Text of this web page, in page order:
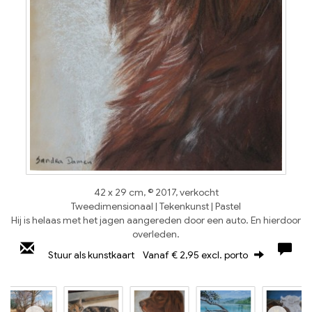
42 x 29 cm, © 2017, verkocht
Tweedimensionaal | Tekenkunst | Pastel
Hij is helaas met het jagen aangereden door een auto. En hierdoor
overleden.
Stuur als kunstkaart Vanaf € 2,95 excl. porto